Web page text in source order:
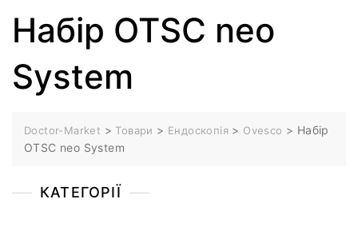
Набір OTSC neo
System
Doctor-Market > Товари > Ендоскопія > Ovesco > Набір
OTSC neo System
КАТЕГОРІЇ